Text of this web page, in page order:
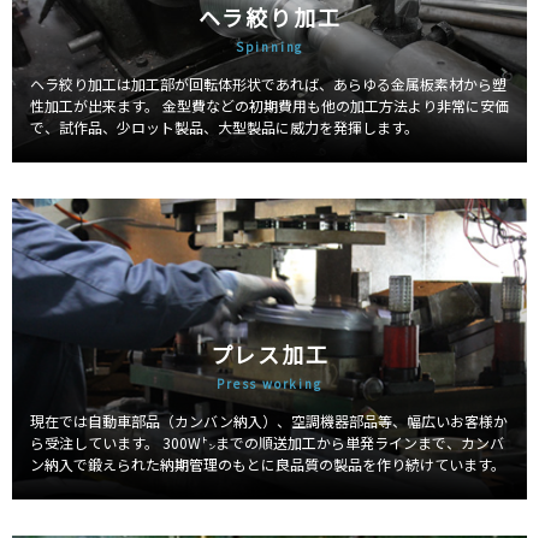
ヘラ絞り加工
Spinning
ヘラ絞り加工は加工部が回転体形状であれば、あらゆる金属板素材から塑
性加工が出来ます。 金型費などの初期費用も他の加工方法より非常に安価
で、試作品、少ロット製品、大型製品に威力を発揮します。
プレス加工
Press working
現在では自動車部品（カンバン納入）、空調機器部品等、幅広いお客様か
ら受注しています。 300W㌧までの順送加工から単発ラインまで、カンバ
ン納入で鍛えられた納期管理のもとに良品質の製品を作り続けています。